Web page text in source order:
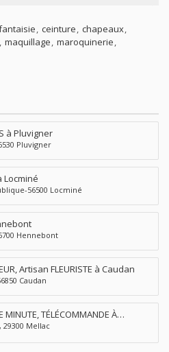
ceinture chapeaux
maquillage maroquinerie
à Pluvigner
Pluvigner
Locminé
56500 Locminé
Hennebont
Artisan FLEURISTE à Caudan
Caudan
MINUTE, TÉLÉCOMMANDE À
Mellac